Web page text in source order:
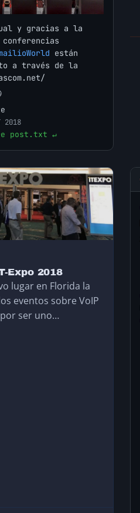
y gracias a la
están
a través de la
2018
post.txt ↵
Expo 2018
lugar en Florida la
eventos sobre VoIP
ser uno…